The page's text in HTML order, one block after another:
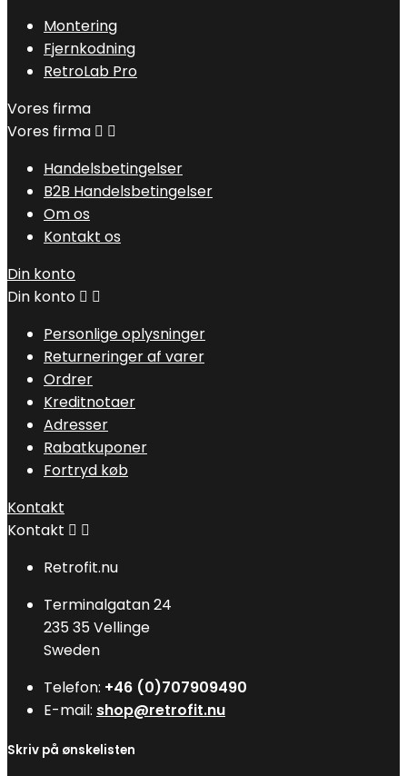
Montering
Fjernkodning
RetroLab Pro
Vores firma
Vores firma  
Handelsbetingelser
B2B Handelsbetingelser
Om os
Kontakt os
Din konto
Din konto  
Personlige oplysninger
Returneringer af varer
Ordrer
Kreditnotaer
Adresser
Rabatkuponer
Fortryd køb
Kontakt
Kontakt  
Retrofit.nu
Terminalgatan 24
235 35 Vellinge
Sweden
Telefon: +46 (0)707909490
E-mail: shop@retrofit.nu
Skriv på ønskelisten